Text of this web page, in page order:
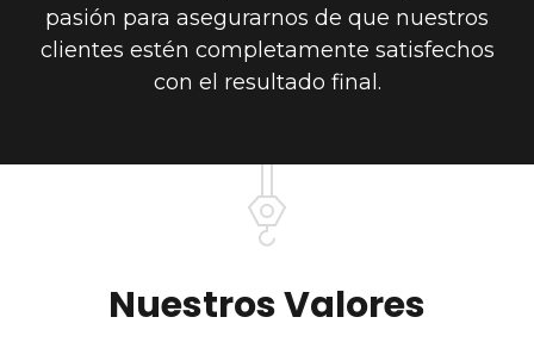
pasión para asegurarnos de que nuestros
clientes estén completamente satisfechos
con el resultado final.
Nuestros Valores